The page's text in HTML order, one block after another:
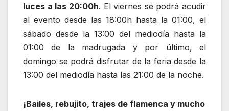
luces a las 20:00h. El viernes se podrá acudir
al evento desde las 18:00h hasta la 01:00, el
sábado desde la 13:00 del mediodía hasta la
01:00 de la madrugada y por último, el
domingo se podrá disfrutar de la feria desde la
13:00 del mediodía hasta las 21:00 de la noche.
¡Bailes, rebujito, trajes de flamenca y mucho